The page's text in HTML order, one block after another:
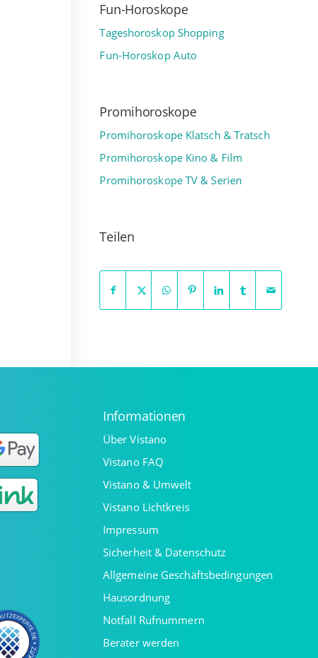
Fun-Horoskope
Tageshoroskop Shopping
Fun-Horoskop Auto
Promihoroskope
Promihoroskope Klatsch & Tratsch
Promihoroskope Kino & Film
Promihoroskope TV & Serien
Teilen
Informationen
Über Vistano
Vistano FAQ
Vistano & Umwelt
Vistano Lichtkreis
Impressum
Sicherheit & Datenschutz
Allgemeine Geschäftsbedingungen
Hausordnung
Notfall Rufnummern
Berater werden